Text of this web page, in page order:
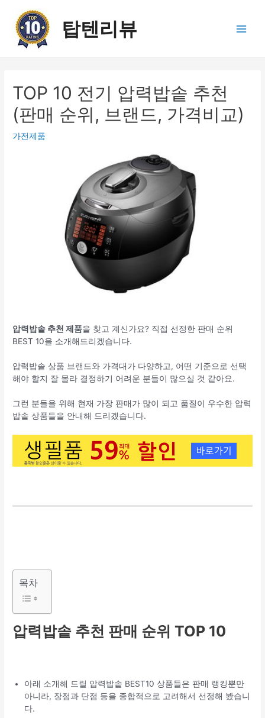
탑텐리뷰
TOP 10 전기 압력밥솥 추천
(판매 순위, 브랜드, 가격비교)
가전제품
압력밥솥 추천 제품을 찾고 계신가요? 직접 선정한 판매 순위
BEST 10을 소개해드리겠습니다.
압력밥솥 상품 브랜드와 가격대가 다양하고, 어떤 기준으로 선택
해야 할지 잘 몰라 결정하기 어려운 분들이 많으실 것 같아요.
그런 분들을 위해 현재 가장 판매가 많이 되고 품질이 우수한 압력
밥솥 상품들을 안내해 드리겠습니다.
목차
압력밥솥 추천 판매 순위 TOP 10
아래 소개해 드릴 압력밥솥 BEST10 상품들은 판매 랭킹뿐만
아니라, 장점과 단점 등을 종합적으로 고려해서 선정해 봤습니
다.